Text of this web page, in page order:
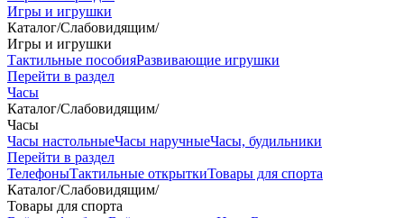
Игры и игрушки
Каталог/Слабовидящим/
Игры и игрушки
Тактильные пособияРазвивающие игрушки
Перейти в раздел
Часы
Каталог/Слабовидящим/
Часы
Часы настольныеЧасы наручныеЧасы, будильники
Перейти в раздел
ТелефоныТактильные открыткиТовары для спорта
Каталог/Слабовидящим/
Товары для спорта